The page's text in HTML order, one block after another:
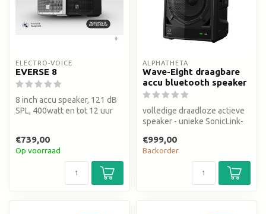
ELECTRO-VOICE
EVERSE 8
8 inch accu speaker, 121 dB
SPL, 400watt en tot 12 uur
€739,00
Op voorraad
ALPHATHETA
Wave-Eight draagbare
accu bluetooth speaker
volledige draadloze actieve
speaker - unieke SonicLink-
€999,00
Backorder